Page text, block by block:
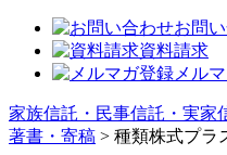
お問
資料請求
メル
家族信託・民事信託・実家
著書・寄稿 > 種類株式プラ